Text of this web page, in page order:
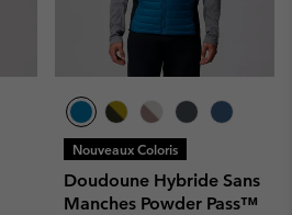
Nouveaux Coloris
Doudoune Hybride Sans
Manches Powder Pass™